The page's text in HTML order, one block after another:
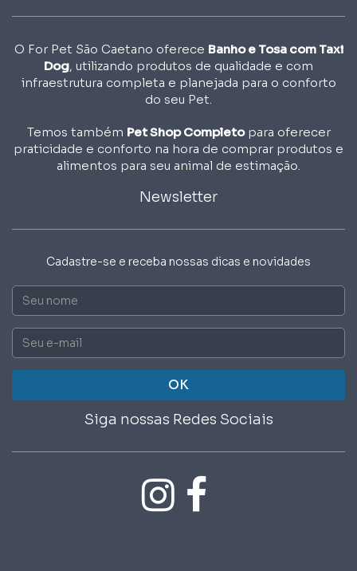
O For Pet São Caetano oferece Banho e Tosa com Taxi
Dog, utilizando produtos de qualidade e com
infraestrutura completa e planejada para o conforto
do seu Pet.
Temos também Pet Shop Completopara oferecer
praticidade e conforto na hora de comprar produtos e
alimentos para seu animal de estimação.
Newsletter
Cadastre-se e receba nossas dicas e novidades
Nome
Email
OK
Siga nossas Redes Sociais